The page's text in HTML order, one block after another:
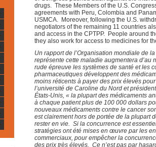
drugs. These Members of the U.S.
agreements with Peru, Colombia and
USMCA. Moreover, following the U.S.
negotiators of the remaining 11 countries
and access in the CPTPP. People around
they also work for access to medicines for
Un rapport de l’Organisation mondiale de
représente cette maladie augmentera
rude épreuve les systèmes de santé et les
pharmaceutiques développent des
moins réticents à payer des prix élevés
l’université de Caroline du Nord et
États-Unis, « la plupart des médicaments
à chaque patient plus de 100 000 dollars
nouveaux médicaments contre le cancer
est clairement hors de portée de la plupart
rester en vie. Si la concurrence est
stratégies ont été mises en œuvre par les
commerciaux, pour empêcher la
des prix très élevés. Ce n’est pas par